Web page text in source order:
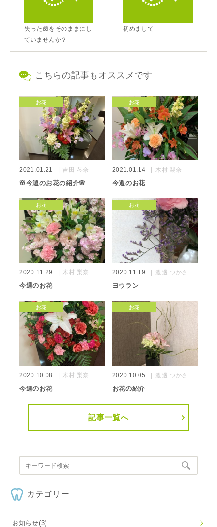
失った歯をそのままにし
ていませんか？
初めまして
こちらの記事もオススメです
お花
2021.01.21 吉田 琴奈
🌸今週のお花の紹介🌸
お花
2021.01.14 木村 梨奈
今週のお花
お花
2020.11.29 木村 梨奈
今週のお花
お花
2020.11.19 渡邊 つかさ
ヨウラン
お花
2020.10.08 木村 梨奈
今週のお花
お花
2020.10.05 渡邊 つかさ
お花の紹介
記事一覧へ
カテゴリー
お知らせ(3)